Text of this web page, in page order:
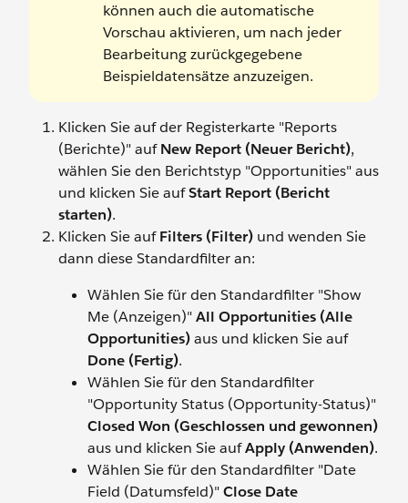
können auch die automatische
Vorschau aktivieren, um nach jeder
Bearbeitung zurückgegebene
Beispieldatensätze anzuzeigen.
Klicken Sie auf der Registerkarte "Reports
(Berichte)" aufNew Report (Neuer Bericht),
wählen Sie den Berichtstyp "Opportunities" aus
und klicken Sie aufStart Report (Bericht
starten).
Klicken Sie aufFilters (Filter) und wenden Sie
dann diese Standardfilter an:
Wählen Sie für den Standardfilter "Show
Me (Anzeigen)"All Opportunities (Alle
Opportunities)aus und klicken Sie auf
Done (Fertig).
Wählen Sie für den Standardfilter
"Opportunity Status (Opportunity-Status)"
Closed Won (Geschlossen und gewonnen)
aus und klicken Sie aufApply (Anwenden).
Wählen Sie für den Standardfilter "Date
Field (Datumsfeld)"Close Date